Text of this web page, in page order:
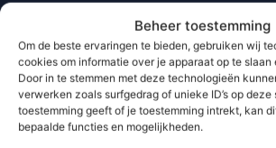
Beheer toestemming
Om de beste ervaringen te bieden, gebruiken wij
cookies om informatie over je apparaat op te slaan
Door in te stemmen met deze technologieën
verwerken zoals surfgedrag of unieke ID’s op deze
toestemming geeft of je toestemming intrekt, kan
bepaalde functies en mogelijkheden.